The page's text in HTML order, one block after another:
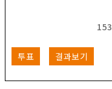
153
투표 결과보기